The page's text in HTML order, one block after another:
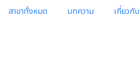
สาขาทั้งหมด บทความ เกี่ยวกับ